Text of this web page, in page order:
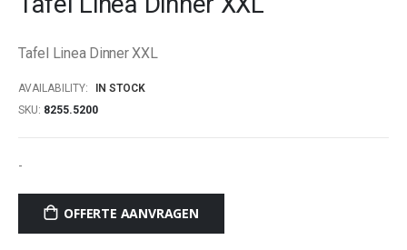
the
gallery
Tafel Linea Dinner XXL
AVAILABILITY:
IN STOCK
SKU 8255.5200
-
OFFERTE AANVRAGEN